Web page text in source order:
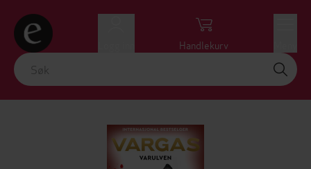
Handlekurv